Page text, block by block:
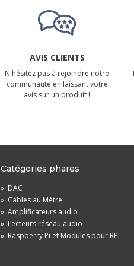
AVIS CLIENTS
N'hésitez pas à rejoindre notre
communauté en laissant votre
avis sur un produit !
Catégories phares
» DAC
» Câbles au Mètre
» Amplificateurs audio
» Lecteurs réseau audio
» Raspberry Pi et Modules pour RPI